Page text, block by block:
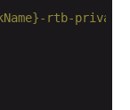
rtb-